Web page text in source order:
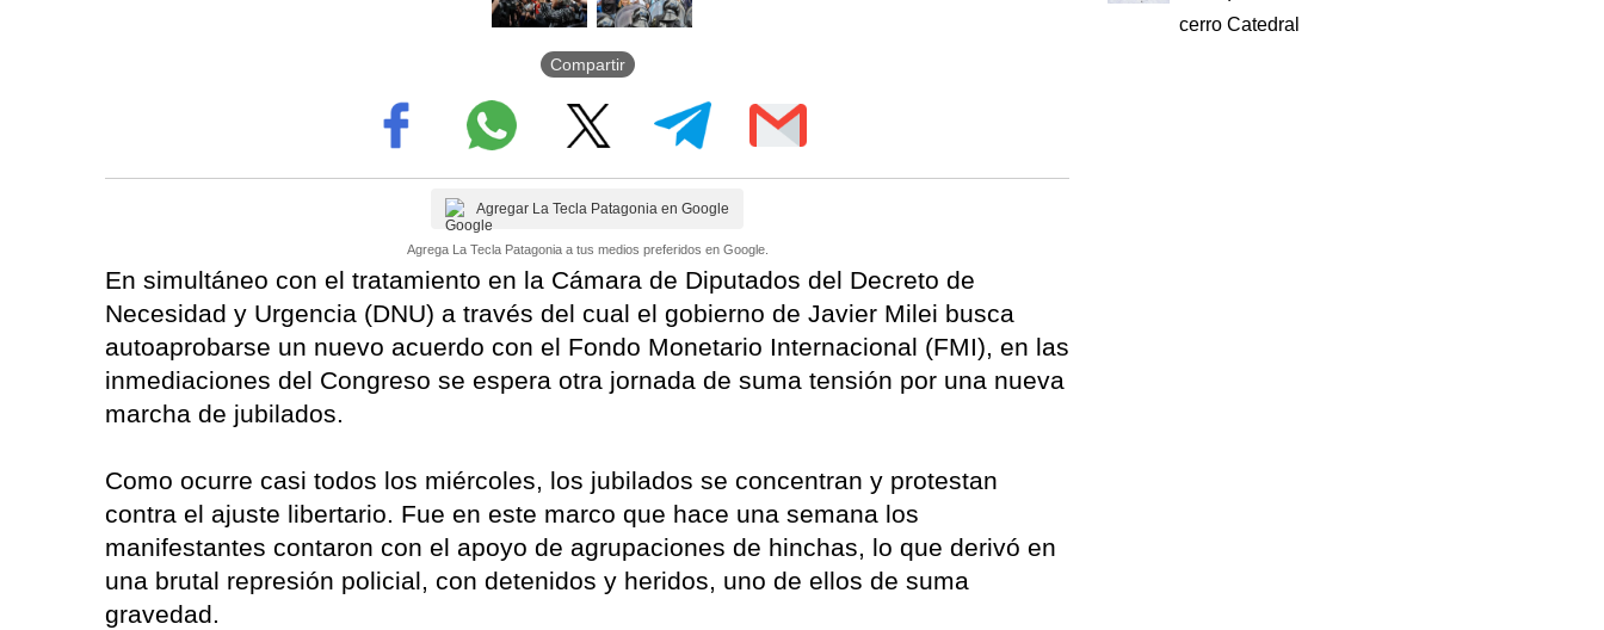
Compartir
Agregar La Tecla Patagonia en Google
Agrega La Tecla Patagonia a tus medios preferidos en Google.
En simultáneo con el tratamiento en la Cámara de Diputados del Decreto de
Necesidad y Urgencia (DNU) a través del cual el gobierno de Javier Milei busca
autoaprobarse un nuevo acuerdo con el Fondo Monetario Internacional (FMI), en las
inmediaciones del Congreso se espera otra jornada de suma tensión por una nueva
marcha de jubilados.
Como ocurre casi todos los miércoles, los jubilados se concentran y protestan
contra el ajuste libertario. Fue en este marco que hace una semana los
manifestantes contaron con el apoyo de agrupaciones de hinchas, lo que derivó en
una brutal represión policial, con detenidos y heridos, uno de ellos de suma
gravedad.
cerro Catedral